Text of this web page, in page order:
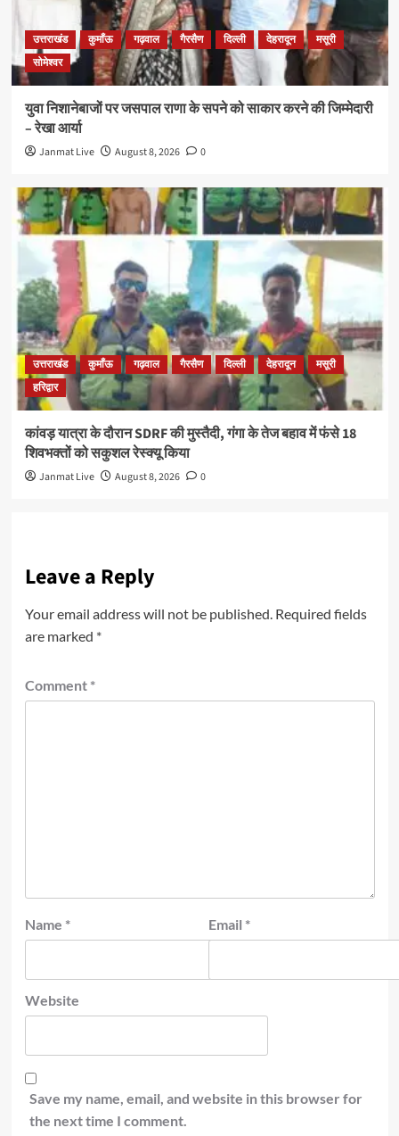
उत्तराखंड कुमाँऊ गढ़वाल गैरसैण दिल्ली देहरादून
मसूरी
सोमेश्वर
युवा निशानेबाजों पर जसपाल राणा के सपने को साकार करने की जिम्मेदारी
– रेखा आर्या
Janmat Live August 8, 2026 0
उत्तराखंड कुमाँऊ गढ़वाल गैरसैण दिल्ली देहरादून
मसूरी
हरिद्वार
कांवड़ यात्रा के दौरान SDRF की मुस्तैदी, गंगा के तेज बहाव में फंसे 18
शिवभक्तों को सकुशल रेस्क्यू किया
Janmat Live August 8, 2026 0
Leave a Reply
Your email address will not be published. Required fields
are marked *
Comment *
Name * Email *
Website
Save my name, email, and website in this browser for
the next time I comment.